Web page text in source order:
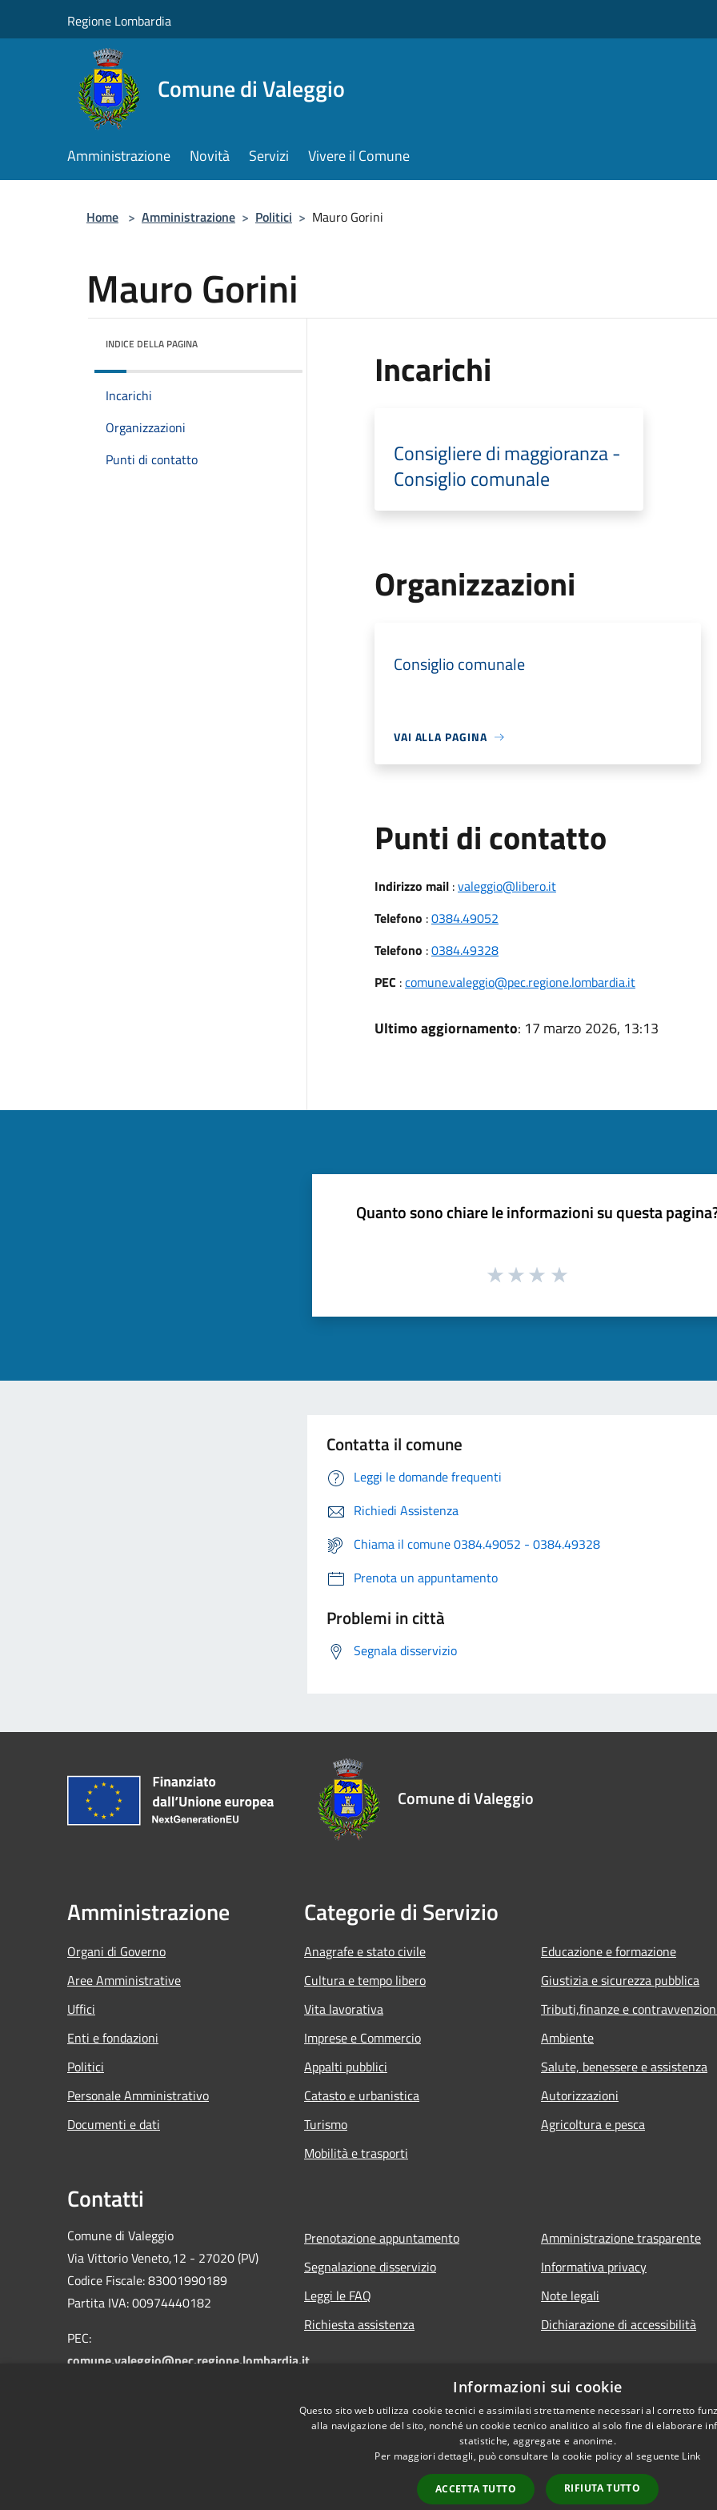
Regione Lombardia
Comune di Valeggio
Amministrazione Novità Servizi Vivere il Comune
Home > Amministrazione > Politici > Mauro Gorini
Mauro Gorini
INDICE DELLA PAGINA
Incarichi
Organizzazioni
Punti di contatto
Incarichi
Consigliere di maggioranza -
Consiglio comunale
Organizzazioni
Consiglio comunale
VAI ALLA PAGINA
Punti di contatto
Indirizzo mail:valeggio@libero.it
Telefono :0384.49052
Telefono :0384.49328
PEC :comune.valeggio@pec.regione.lombardia.it
Ultimo aggiornamento: 17 marzo 2026, 13:13
Quanto sono chiare le informazioni su questa
Contatta il comune
Leggi le domande frequenti
Richiedi Assistenza
Chiama il comune 0384.49052 - 0384.49328
Prenota un appuntamento
Problemi in città
Segnala disservizio
Comune di Valeggio
Amministrazione
Organi di Governo
Aree Amministrative
Uffici
Enti e fondazioni
Politici
Personale Amministrativo
Documenti e dati
Categorie di Servizio
Anagrafe e stato civile
Cultura e tempo libero
Vita lavorativa
Imprese e Commercio
Appalti pubblici
Catasto e urbanistica
Turismo
Mobilità e trasporti
Educazione e formazione
Giustizia e sicurezza pubblica
Tributi,finanze e
Ambiente
Salute, benessere e assistenza
Autorizzazioni
Agricoltura e pesca
Contatti
Comune di Valeggio
Via Vittorio Veneto,12 - 27020 (PV)
Codice Fiscale: 83001990189
Partita IVA: 00974440182
PEC:
comune.valeggio@pec.regione.lombardia.it
Prenotazione appuntamento
Segnalazione disservizio
Leggi le FAQ
Richiesta assistenza
Amministrazione trasparente
Informativa privacy
Note legali
Dichiarazione di accessibilità
Informazioni sui cookie
Questo sito web utilizza cookie tecnici e assimilati strettamente necessari al corretto
alla navigazione del sito, nonché un cookie tecnico analitico al solo fine di elaborare
statistiche, aggregate e anonime.
Per maggiori dettagli, può consultare la cookie policy al seguente Link
ACCETTA TUTTO RIFIUTA TUTTO